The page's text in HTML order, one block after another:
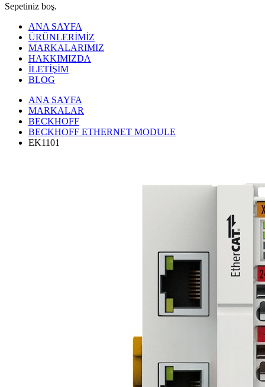
Sepetiniz boş.
ANA SAYFA
ÜRÜNLERİMİZ
MARKALARIMIZ
HAKKIMIZDA
İLETİŞİM
BLOG
ANA SAYFA
MARKALAR
BECKHOFF
BECKHOFF ETHERNET MODULE
EK1101